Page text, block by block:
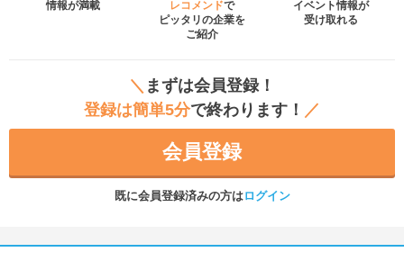
情報が満載
レコメンドで
ピッタリの企業を
ご紹介
イベント情報が
受け取れる
＼ まずは会員登録！
登録は簡単5分で終わります！ ／
会員登録
既に会員登録済みの方はログイン